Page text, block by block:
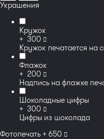
Украшения
Кружок
+ 300 руб
Кружок печатается на
Флажок
+ 200 руб
Надпись на флажке
Шоколадные цифры
+ 300 руб
Цифры из шоколада
Фотопечать + 650 руб